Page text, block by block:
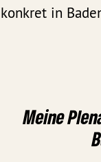
konkret in
Meine